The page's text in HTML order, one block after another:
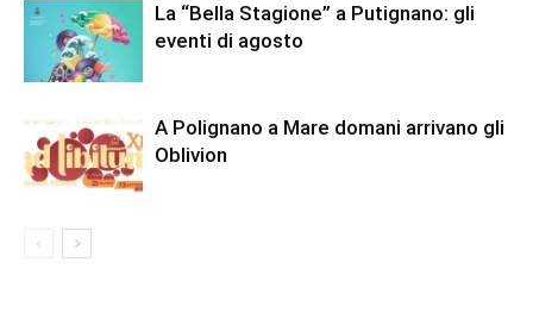
La “Bella Stagione” a Putignano: gli
eventi di agosto
A Polignano a Mare domani arrivano gli
Oblivion